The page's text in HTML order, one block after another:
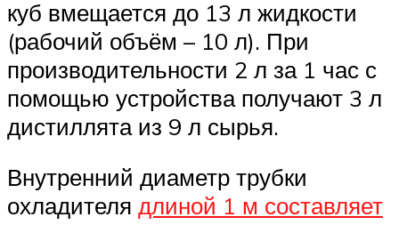
куб вмещается до 13 л жидкости
(рабочий объём – 10 л). При
производительности 2 л за 1 час с
помощью устройства получают 3 л
дистиллята из 9 л сырья.
Внутренний диаметр трубки
охладителя длиной 1 м составляет